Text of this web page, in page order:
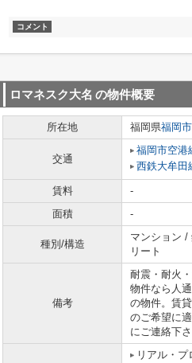
コメント
ロマネスク大名 の物件概要
所在地 福岡県福岡
交通
福岡市空港
西鉄大牟田
賃料 -
面積
-
種別/構造
マンション /
リート
備考
耐震・耐火
物件なら人
の物件。賃
のご希望に
にご連絡下さ
リアル・プ